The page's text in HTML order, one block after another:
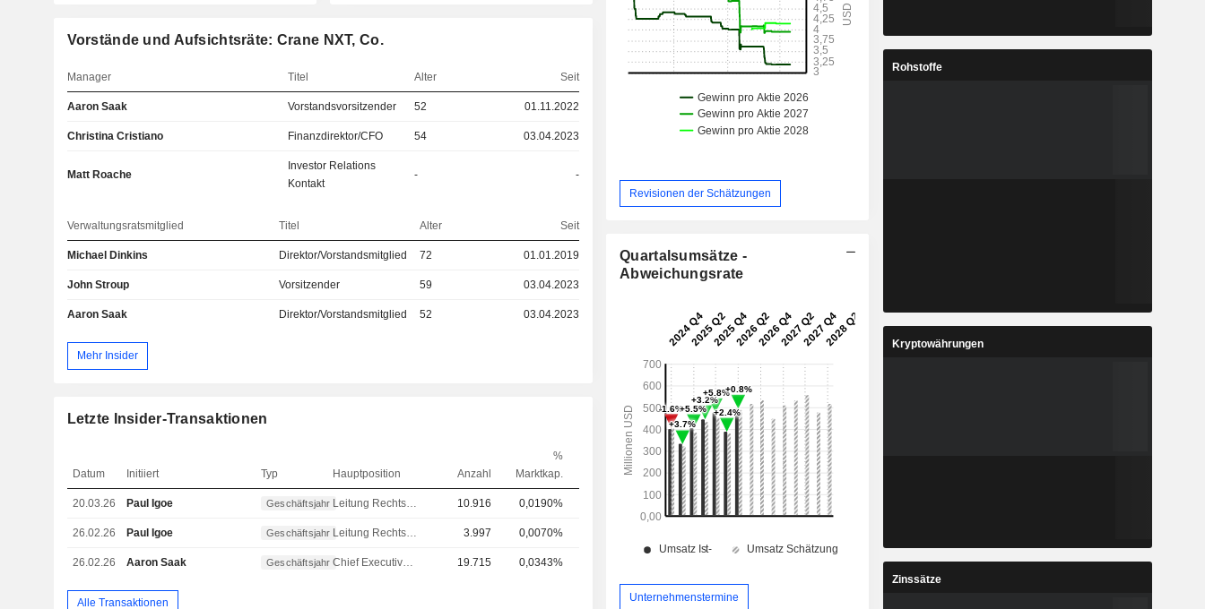
Vorstände und Aufsichtsräte: Crane NXT, Co.
Manager Titel Alter Seit
Aaron Saak Vorstandsvorsitzender 52 01.11.2022
Christina Cristiano Finanzdirektor/CFO 54 03.04.2023
Matt Roache
Investor Relations
Kontakt
- -
Verwaltungsratsmitglied Titel Alter Seit
Michael Dinkins Direktor/Vorstandsmitglied 72 01.01.2019
John Stroup Vorsitzender 59 03.04.2023
Aaron Saak Direktor/Vorstandsmitglied 52 03.04.2023
Mehr Insider
Letzte Insider-Transaktionen
Datum Initiiert Typ Hauptposition Anzahl
%
Marktkap.
20.03.26 Paul Igoe Geschäftsjahr 10.916 0,0190%
26.02.26 Paul Igoe Geschäftsjahr 3.997 0,0070%
26.02.26 Aaron Saak Geschäftsjahr 19.715 0,0343%
Alle Transaktionen
Revisionen der Schätzungen
Quartalsumsätze -
Abweichungsrate
Unternehmenstermine
Rohstoffe
Kryptowährungen
Zinssätze